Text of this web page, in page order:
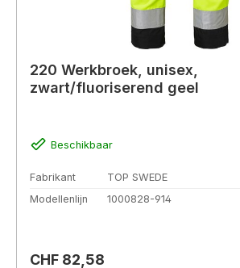
220 Werkbroek, unisex,
zwart/fluoriserend geel
Beschikbaar
Fabrikant
TOP SWEDE
Modellenlijn
1000828-914
Normale prijs:
CHF 82,58